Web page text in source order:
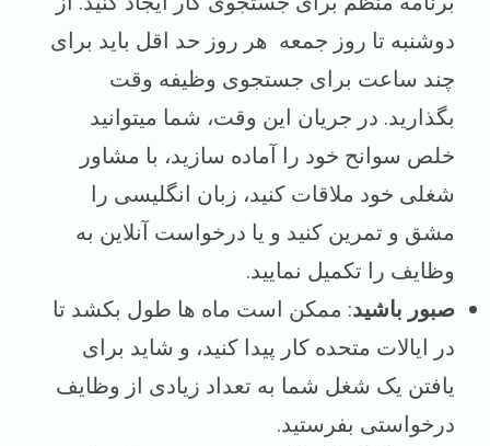
دوشنبه تا روز جمعه هر روز حد اقل باید برای
چند ساعت برای جستجوی وظیفه وقت
بگذارید. در جریان این وقت، شما میتوانید
خلص سوانح خود را آماده سازید، با مشاور
شغلی خود ملاقات کنید، زبان انگلیسی را
مشق و تمرین کنید و یا درخواست آنلاین به
وظایف را تکمیل نمایید.
صبور باشید: ممکن است ماه ‌ها طول بکشد تا
در ایالات متحده کار پیدا کنید، و شاید برای
یافتن یک شغل شما به تعداد زیادی از وظایف
درخواستی بفرستید.